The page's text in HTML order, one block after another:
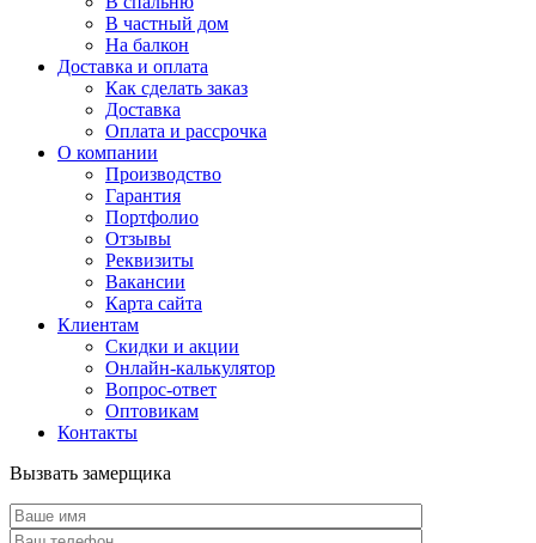
В частный дом
На балкон
Доставка и оплата
Как сделать заказ
Доставка
Оплата и рассрочка
О компании
Производство
Гарантия
Портфолио
Отзывы
Реквизиты
Вакансии
Карта сайта
Клиентам
Скидки и акции
Онлайн-калькулятор
Вопрос-ответ
Оптовикам
Контакты
Вызвать замерщика